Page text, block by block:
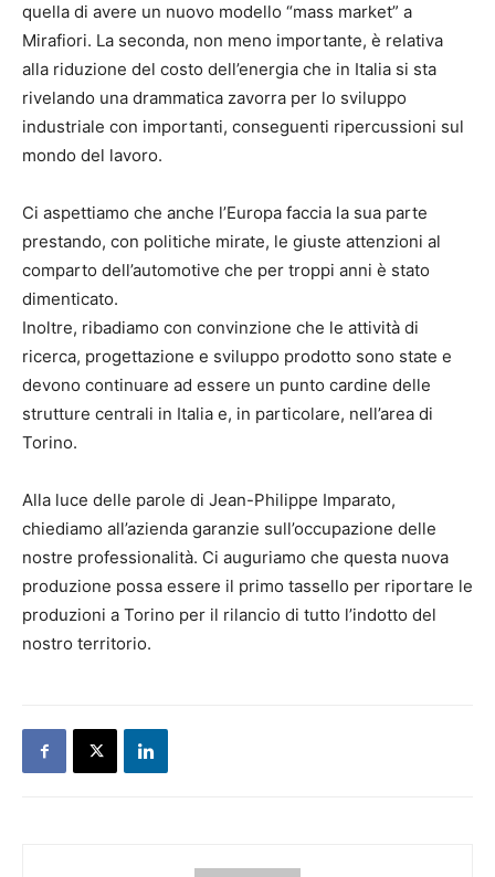
quella di avere un nuovo modello “mass market” a
Mirafiori. La seconda, non meno importante, è relativa
alla riduzione del costo dell’energia che in Italia si sta
rivelando una drammatica zavorra per lo sviluppo
industriale con importanti, conseguenti ripercussioni sul
mondo del lavoro.
Ci aspettiamo che anche l’Europa faccia la sua parte
prestando, con politiche mirate, le giuste attenzioni al
comparto dell’automotive che per troppi anni è stato
dimenticato.
Inoltre, ribadiamo con convinzione che le attività di
ricerca, progettazione e sviluppo prodotto sono state e
devono continuare ad essere un punto cardine delle
strutture centrali in Italia e, in particolare, nell’area di
Torino.
Alla luce delle parole di Jean-Philippe Imparato,
chiediamo all’azienda garanzie sull’occupazione delle
nostre professionalità. Ci auguriamo che questa nuova
produzione possa essere il primo tassello per riportare le
produzioni a Torino per il rilancio di tutto l’indotto del
nostro territorio.